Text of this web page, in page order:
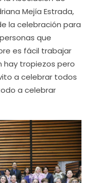
Mejía Estrada,
la celebración para
que
es fácil trabajar
hay tropiezos pero
a celebrar todos
a celebrar